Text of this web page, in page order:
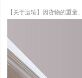
【关于运输】因货物的重